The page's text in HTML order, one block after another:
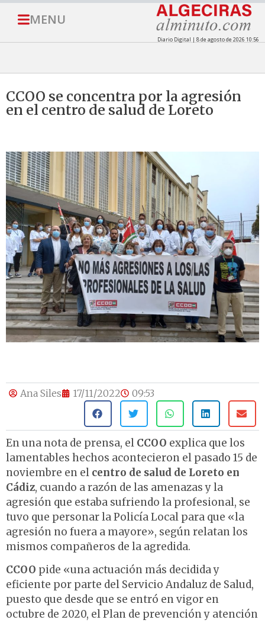
MENU
Diario Digital | 8 de agosto de 2026 10:56
CCOO se concentra por la agresión
en el centro de salud de Loreto
Ana Siles 17/11/2022 09:53
En una nota de prensa, el CCOO explica que los
lamentables hechos acontecieron el pasado 15 de
noviembre en el centro de salud de Loreto en
Cádiz, cuando a razón de las amenazas y la
agresión que estaba sufriendo la profesional, se
tuvo que personar la Policía Local para que «la
agresión no fuera a mayore», según relatan los
mismos compañeros de la agredida.
CCOO pide «una actuación más decidida y
eficiente por parte del Servicio Andaluz de Salud,
puesto que desde que se entró en vigor en
octubre de 2020, el Plan de prevención y atención